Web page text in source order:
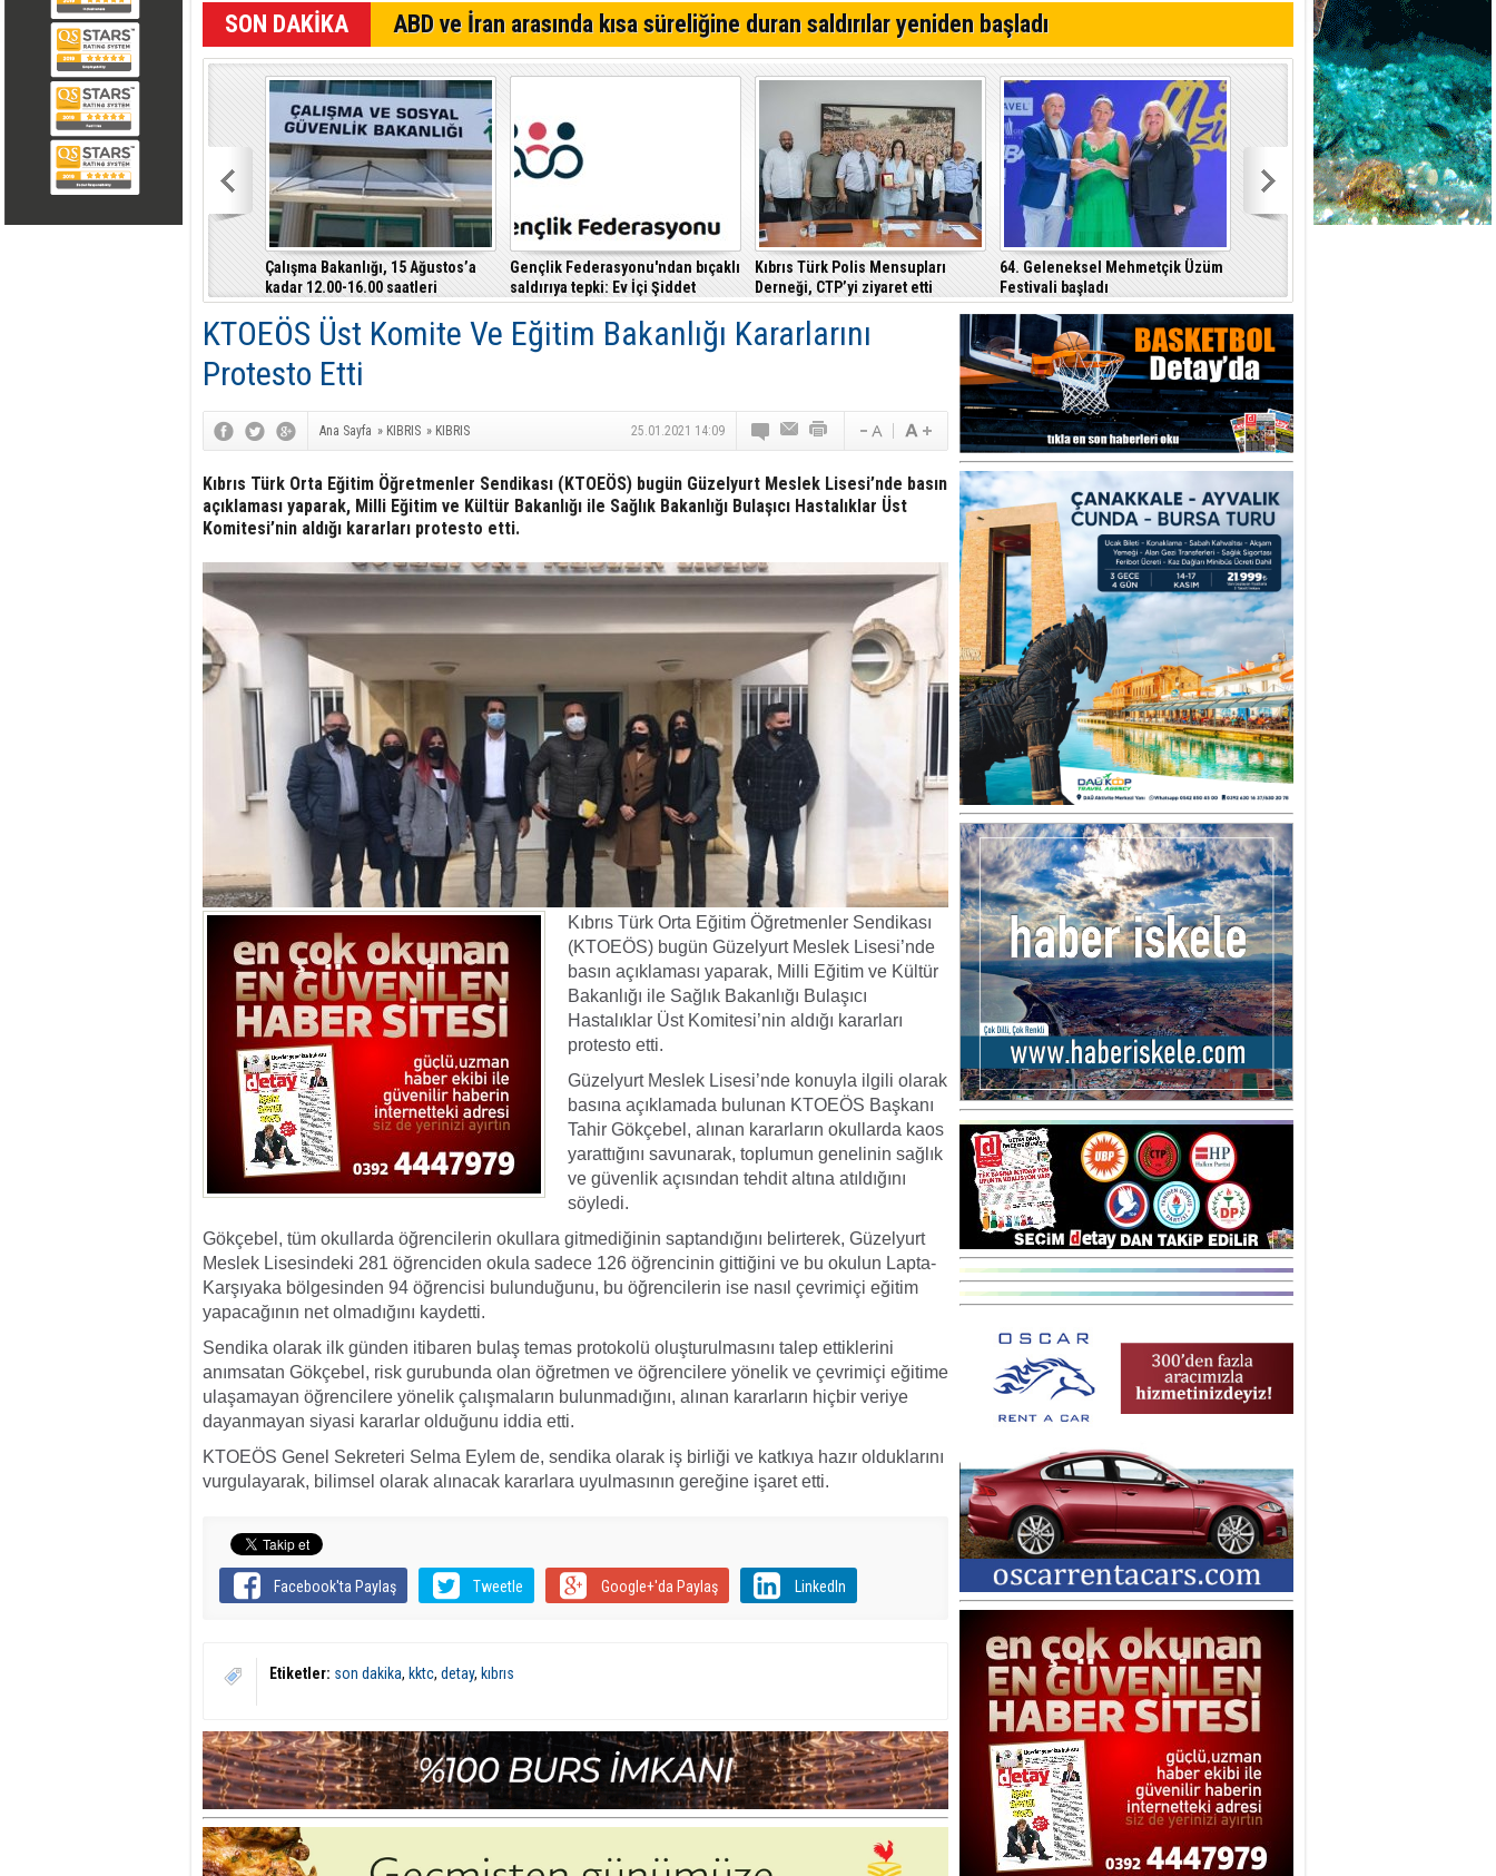
politikalara ihtiyaç var
Yarından itibaren Cumartesi gününe kadar sabahları yer yer sis olacak
Alagadi Fest 2026 İçin Geri Sayım Başladı
SON DAKİKA ABD ve İran arasında kısa süreliğine duran saldırılar yeniden başladı
Çalışma Bakanlığı, 15 Ağustos’a
kadar 12.00-16.00 saatleri
arasında güneş altında çalışmayı
yasakladı
Gençlik Federasyonu'ndan bıçaklı
saldırıya tepki: Ev İçi Şiddet
Yasası hayata geçirilmeli
Kıbrıs Türk Polis Mensupları
Derneği, CTP’yi ziyaret etti
64. Geleneksel Mehmetçik Üzüm
Festivali başladı
KTOEÖS Üst Komite Ve Eğitim Bakanlığı Kararlarını
Protesto Etti
Ana Sayfa » KIBRIS » KIBRIS 25.01.2021 14:09
Kıbrıs Türk Orta Eğitim Öğretmenler Sendikası (KTOEÖS) bugün Güzelyurt Meslek Lisesi’nde basın
açıklaması yaparak, Milli Eğitim ve Kültür Bakanlığı ile Sağlık Bakanlığı Bulaşıcı Hastalıklar Üst
Komitesi’nin aldığı kararları protesto etti.
Kıbrıs Türk Orta Eğitim Öğretmenler Sendikası
(KTOEÖS) bugün Güzelyurt Meslek Lisesi’nde
basın açıklaması yaparak, Milli Eğitim ve Kültür
Bakanlığı ile Sağlık Bakanlığı Bulaşıcı
Hastalıklar Üst Komitesi’nin aldığı kararları
protesto etti.
Güzelyurt Meslek Lisesi’nde konuyla ilgili olarak
basına açıklamada bulunan KTOEÖS Başkanı
Tahir Gökçebel, alınan kararların okullarda kaos
yarattığını savunarak, toplumun genelinin sağlık
ve güvenlik açısından tehdit altına atıldığını
söyledi.
Gökçebel, tüm okullarda öğrencilerin okullara gitmediğinin saptandığını belirterek, Güzelyurt
Meslek Lisesindeki 281 öğrenciden okula sadece 126 öğrencinin gittiğini ve bu okulun Lapta-
Karşıyaka bölgesinden 94 öğrencisi bulunduğunu, bu öğrencilerin ise nasıl çevrimiçi eğitim
yapacağının net olmadığını kaydetti.
Sendika olarak ilk günden itibaren bulaş temas protokolü oluşturulmasını talep ettiklerini
anımsatan Gökçebel, risk gurubunda olan öğretmen ve öğrencilere yönelik ve çevrimiçi eğitime
ulaşamayan öğrencilere yönelik çalışmaların bulunmadığını, alınan kararların hiçbir veriye
dayanmayan siyasi kararlar olduğunu iddia etti.
KTOEÖS Genel Sekreteri Selma Eylem de, sendika olarak iş birliği ve katkıya hazır olduklarını
vurgulayarak, bilimsel olarak alınacak kararlara uyulmasının gereğine işaret etti.
Facebook'ta Paylaş Tweetle Google+'da Paylaş LinkedIn
Etiketler: son dakika, kktc, detay, kıbrıs